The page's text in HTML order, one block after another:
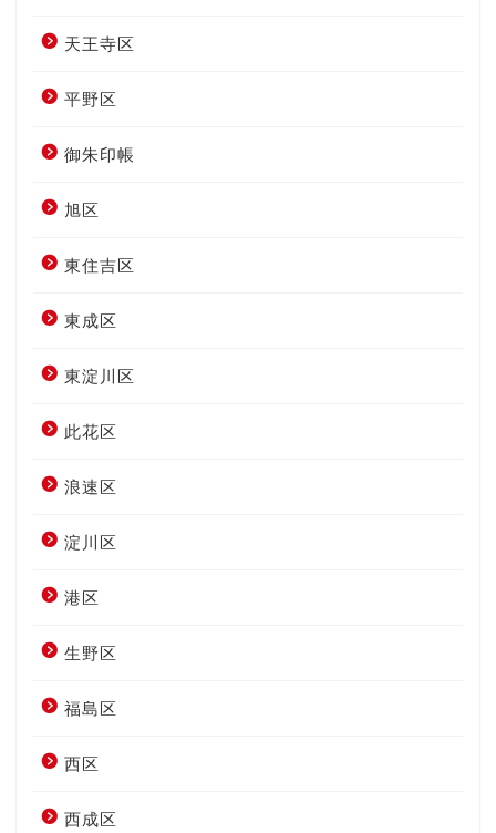
天王寺区
平野区
御朱印帳
旭区
東住吉区
東成区
東淀川区
此花区
浪速区
淀川区
港区
生野区
福島区
西区
西成区